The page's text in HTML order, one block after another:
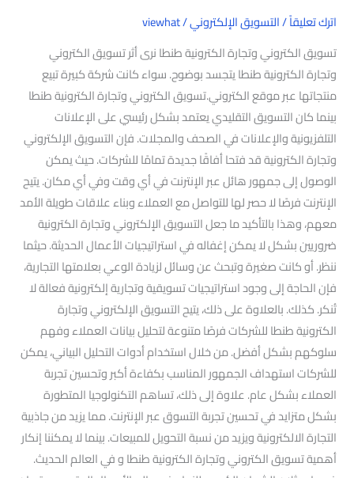
اترك تعليقاً/التسويق الإلكتروني/
viewhat
تسويق الكتروني وتجارة الكترونية طنطا نرى أثر تسويق الكتروني
وتجارة الكترونية طنطا يتجسد بوضوح. سواء كانت شركة كبيرة تبيع
منتجاتها عبر موقع الكتروني.تسويق الكتروني وتجارة الكترونية طنطا
بينما كان التسويق التقليدي يعتمد بشكل رئيسي على الإعلانات
التلفزيونية والإعلانات في الصحف والمجلات. فإن التسويق الإلكتروني
وتجارة الكترونية قد فتحا أفاقًا جديدة تمامًا للشركات. حيث يمكن
الوصول إلى جمهور هائل عبر الإنترنت في أي وقت وفي أي مكان. يتيح
الإنترنت فرصًا لا حصر لها للتواصل مع العملاء وبناء علاقات طويلة الأمد
معهم، وهذا بالتأكيد ما جعل التسويق الإلكتروني وتجارة الكترونية
ضروريين بشكل لا يمكن إغفاله في استراتيجيات الأعمال الحديثة. حيثما
ننظر. أو كانت صغيرة وتبحث عن وسائل لزيادة الوعي بعلامتها التجارية،
فإن الحاجة إلى وجود استراتيجيات تسويقية وتجارية إلكترونية فعالة لا
تُنكر. كذلك. بالعلاوة على ذلك، يتيح التسويق الإلكتروني وتجارة
الكترونية طنطا للشركات فرصًا متنوعة لتحليل بيانات العملاء وفهم
سلوكهم بشكل أفضل. من خلال استخدام أدوات التحليل البياني، يمكن
للشركات استهداف الجمهور المناسب بكفاءة أكبر وتحسين تجربة
العملاء بشكل عام. علاوة إلى ذلك، تساهم التكنولوجيا المتطورة
بشكل متزايد في تحسين تجربة التسوق عبر الإنترنت. مما يزيد من جاذبية
التجارة الالكترونية ويزيد من نسبة التحويل للمبيعات. بينما لا يمكننا إنكار
أهمية تسويق الكتروني وتجارة الكترونية طنطا و في العالم الحديث.